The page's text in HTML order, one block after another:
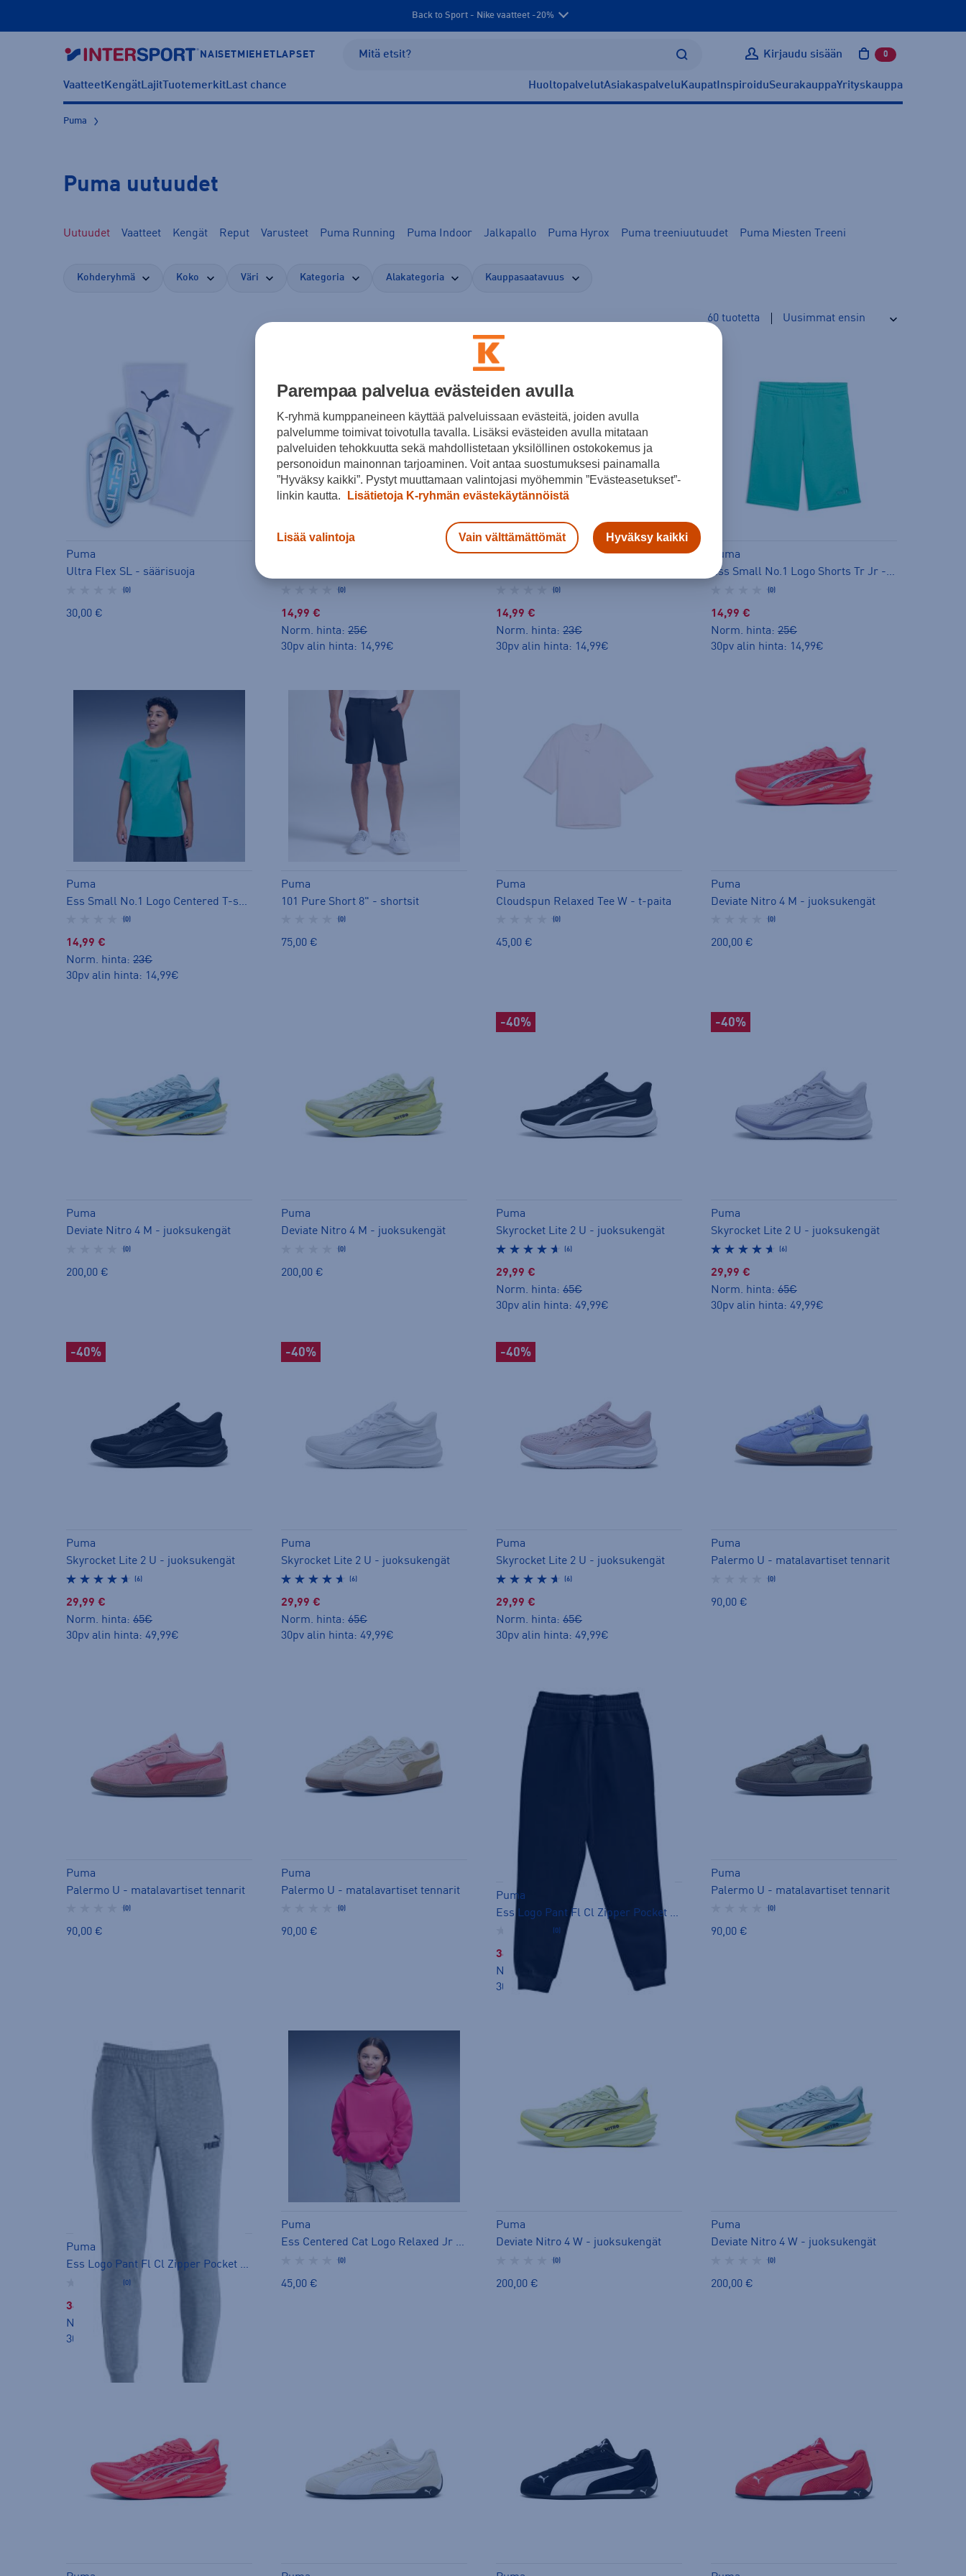
Back to Sport - Nike vaatteet -20%
NAISET MIEHET LAPSET Kirjaudu sisään 0 tuotetta
VaatteetKengätLajitTuotemerkitLast chance HuoltopalvelutAsiakaspalvelu Kaupat InspiroiduSeurakauppaYrityskauppa
Puma
Puma uutuudet
Uutuudet Vaatteet Kengät Reput Varusteet Puma Running Puma Indoor Jalkapallo Puma Hyrox Puma treeniuutuudet Puma Miesten Treeni
Kohderyhmä Koko Väri Kategoria Alakategoria Kauppasaatavuus
60 tuotetta
Puma
Ultra Flex SL - säärisuoja
(0)
30,00 €
(0)
14,99 €
Norm. hinta: 25€
30pv alin hinta: 14,99€
Puma
(0)
14,99 €
Norm. hinta: 23€
30pv alin hinta: 14,99€
Puma
Ess Small No.1 Logo Shorts Tr Jr - shortsit
(0)
14,99 €
Norm. hinta: 25€
30pv alin hinta: 14,99€
Puma
Ess Small No.1 Logo Centered T-shirt Jr - t-paita
(0)
14,99 €
Norm. hinta: 23€
30pv alin hinta: 14,99€
Puma
101 Pure Short 8" - shortsit
(0)
75,00 €
Puma
Cloudspun Relaxed Tee W - t-paita
(0)
45,00 €
Puma
Deviate Nitro 4 M - juoksukengät
(0)
200,00 €
Puma
Deviate Nitro 4 M - juoksukengät
(0)
200,00 €
Puma
Deviate Nitro 4 M - juoksukengät
(0)
200,00 €
-40%
Puma
Skyrocket Lite 2 U - juoksukengät
(6)
29,99 €
Norm. hinta: 65€
30pv alin hinta: 49,99€
-40%
Puma
Skyrocket Lite 2 U - juoksukengät
(6)
29,99 €
Norm. hinta: 65€
30pv alin hinta: 49,99€
-40%
Puma
Skyrocket Lite 2 U - juoksukengät
(6)
29,99 €
Norm. hinta: 65€
30pv alin hinta: 49,99€
-40%
Puma
Skyrocket Lite 2 U - juoksukengät
(6)
29,99 €
Norm. hinta: 65€
30pv alin hinta: 49,99€
-40%
Puma
Skyrocket Lite 2 U - juoksukengät
(6)
29,99 €
Norm. hinta: 65€
30pv alin hinta: 49,99€
Puma
Palermo U - matalavartiset tennarit
(0)
90,00 €
Puma
Palermo U - matalavartiset tennarit
(0)
90,00 €
Puma
Palermo U - matalavartiset tennarit
(0)
90,00 €
Puma
Ess Logo Pant Fl Cl Zipper Pocket Jr - collegehousut
(0)
34,99 €
Norm. hinta:
30pv alin hinta: 34,99€
Puma
Palermo U - matalavartiset tennarit
(0)
90,00 €
Puma
Ess Logo Pant Fl Cl Zipper Pocket Jr - collegehousut
(0)
34,99 €
Norm. hinta:
57€
30pv alin hinta: 34,99€
Puma
Ess Centered Cat Logo Relaxed Jr - huppari
(0)
45,00 €
Puma
Deviate Nitro 4 W - juoksukengät
(0)
200,00 €
Puma
Deviate Nitro 4 W - juoksukengät
(0)
200,00 €
Parempaa palvelua evästeiden avulla
K-ryhmä kumppaneineen käyttää palveluissaan evästeitä, joiden avulla
palvelumme toimivat toivotulla tavalla. Lisäksi evästeiden avulla mitataan
palveluiden tehokkuutta sekä mahdollistetaan yksilöllinen ostokokemus ja
personoidun mainonnan tarjoaminen. Voit antaa suostumuksesi painamalla
”Hyväksy kaikki”. Pystyt muuttamaan valintojasi myöhemmin ”Evästeasetukset”-
linkin kautta.
Lisätietoja K-ryhmän evästekäytännöistä
Lisää valintoja Vain välttämättömät Hyväksy kaikki